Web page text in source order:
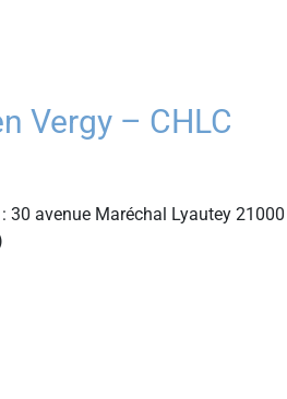
Vergy – CHLC
30 avenue Maréchal Lyautey